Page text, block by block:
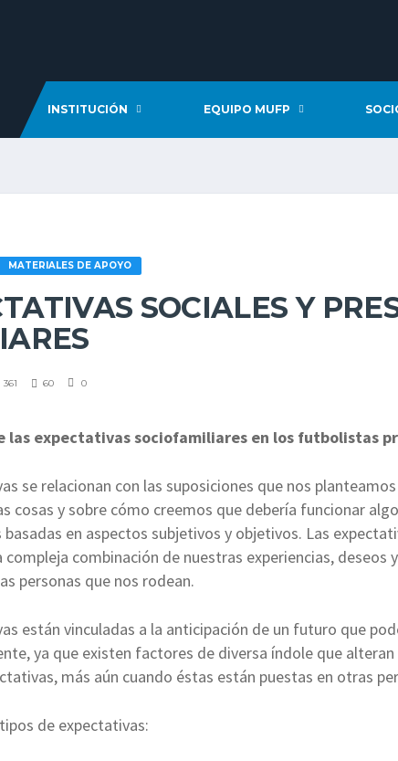
INSTITUCIÓN EQUIPO MUFP
MATERIALES DE APOYO
SOCIALES Y
361 60 0
las expectativas sociofamiliares en los futbolistas
se relacionan con las suposiciones que nos
cosas y sobre cómo creemos que debería funcionar
en aspectos subjetivos y objetivos. Las
compleja combinación de nuestras experiencias, deseos
personas que nos rodean.
están vinculadas a la anticipación de un futuro que
ya que existen factores de diversa índole que
más aún cuando éstas están puestas en otras
de expectativas: